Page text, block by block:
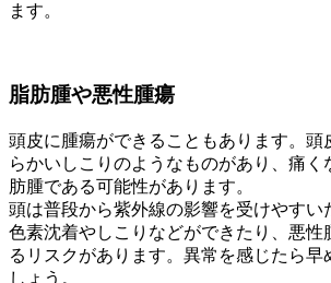
ます。
脂肪腫や悪性腫瘍
頭皮に腫瘍ができることもあります。頭
らかいしこりのようなものがあり、痛く
肪腫である可能性があります。
頭は普段から紫外線の影響を受けやすい
色素沈着やしこりなどができたり、悪性
るリスクがあります。異常を感じたら早
しょう。